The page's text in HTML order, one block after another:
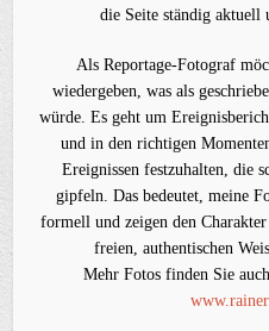
die Seite ständig aktuell
Als Reportage-Fotograf
wiedergeben, was als
würde. Es geht um
und in den richtigen
Ereignissen festzuhalten, die
gipfeln. Das bedeutet, meine
formell und zeigen den
freien, authentischen
Mehr Fotos finden Sie